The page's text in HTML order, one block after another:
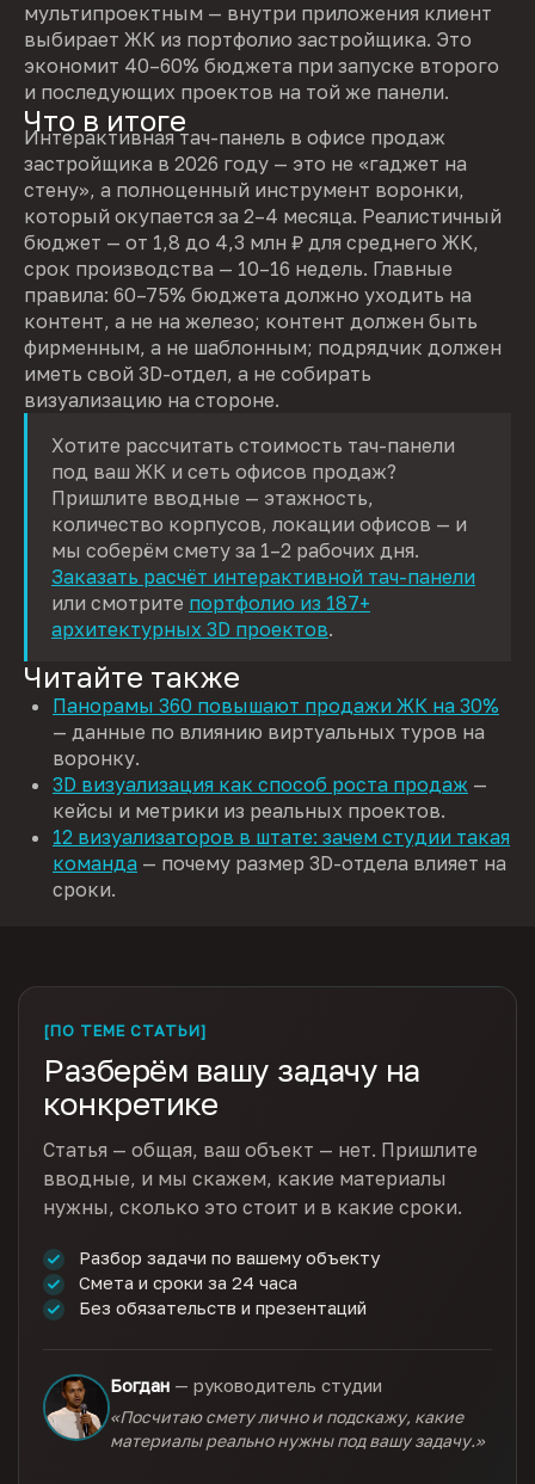
мультипроектным — внутри приложения клиент
выбирает ЖК из портфолио застройщика. Это
экономит 40–60% бюджета при запуске второго
и последующих проектов на той же панели.
Что в итоге
Интерактивная тач-панель в офисе продаж
застройщика в 2026 году — это не «гаджет на
стену», а полноценный инструмент воронки,
который окупается за 2–4 месяца. Реалистичный
бюджет — от 1,8 до 4,3 млн ₽ для среднего ЖК,
срок производства — 10–16 недель. Главные
правила: 60–75% бюджета должно уходить на
контент, а не на железо; контент должен быть
фирменным, а не шаблонным; подрядчик должен
иметь свой 3D-отдел, а не собирать
визуализацию на стороне.
Хотите рассчитать стоимость тач-панели
под ваш ЖК и сеть офисов продаж?
Пришлите вводные — этажность,
количество корпусов, локации офисов — и
мы соберём смету за 1–2 рабочих дня.
Заказать расчёт интерактивной тач-панели
или смотрите портфолио из 187+
архитектурных 3D проектов.
Читайте также
Панорамы 360 повышают продажи ЖК на 30%
— данные по влиянию виртуальных туров на
воронку.
3D визуализация как способ роста продаж —
кейсы и метрики из реальных проектов.
12 визуализаторов в штате: зачем студии такая
команда — почему размер 3D-отдела влияет на
сроки.
[ПО ТЕМЕ СТАТЬИ]
Разберём вашу задачу на
конкретике
Статья — общая, ваш объект — нет. Пришлите
вводные, и мы скажем, какие материалы
нужны, сколько это стоит и в какие сроки.
Разбор задачи по вашему объекту
Смета и сроки за 24 часа
Без обязательств и презентаций
Богдан — руководитель студии
«Посчитаю смету лично и подскажу, какие
материалы реально нужны под вашу задачу.»